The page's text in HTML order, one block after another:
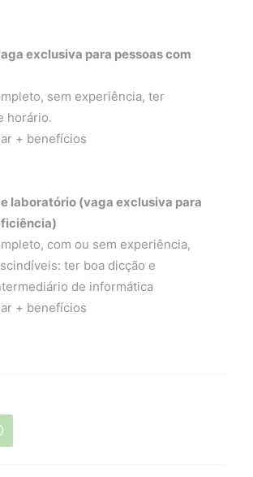
exclusiva para pessoas com
sem experiência, ter
horário.
+ benefícios
laboratório (vaga exclusiva para
com ou sem experiência,
ter boa dicção e
de informática
+ benefícios